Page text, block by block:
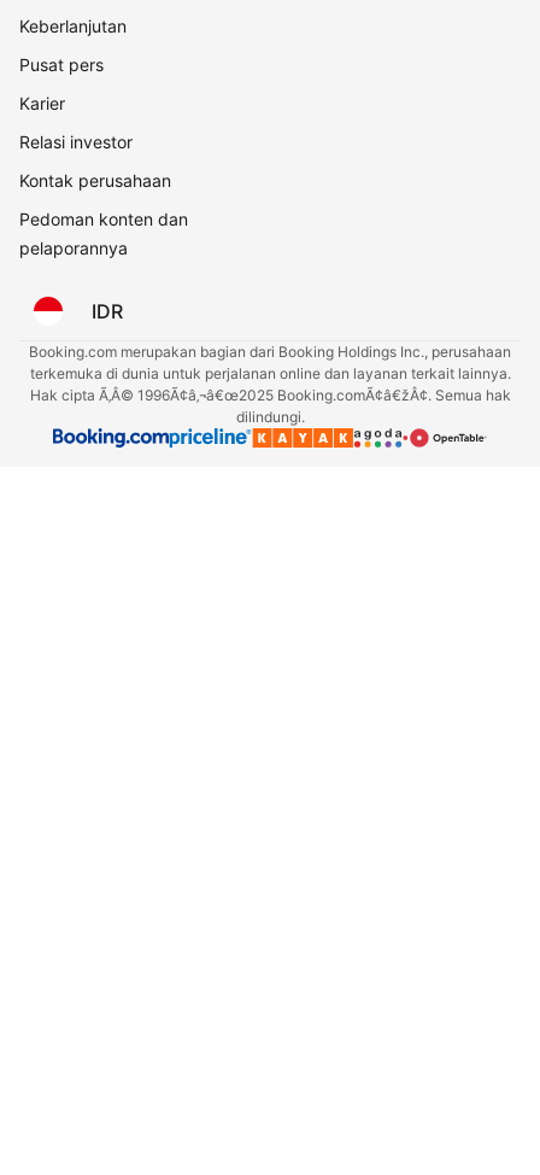
Keberlanjutan
Pusat pers
Karier
Relasi investor
Kontak perusahaan
Pedoman konten dan
pelaporannya
IDR
Booking.com merupakan bagian dari Booking Holdings Inc., perusahaan
terkemuka di dunia untuk perjalanan online dan layanan terkait lainnya.
Hak cipta Ã‚Â© 1996Ã¢â‚¬â€œ2025 Booking.comÃ¢â€žÂ¢. Semua hak
dilindungi.